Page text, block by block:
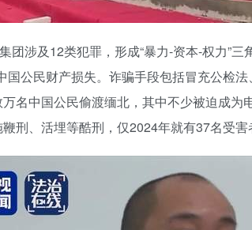
团涉及12类犯罪，形成“暴力-资本-权力”
国公民财产损失。诈骗手段包括冒充公检
名中国公民偷渡缅北，其中不少被迫成为
刑、活埋等酷刑，仅2024年就有37名受害